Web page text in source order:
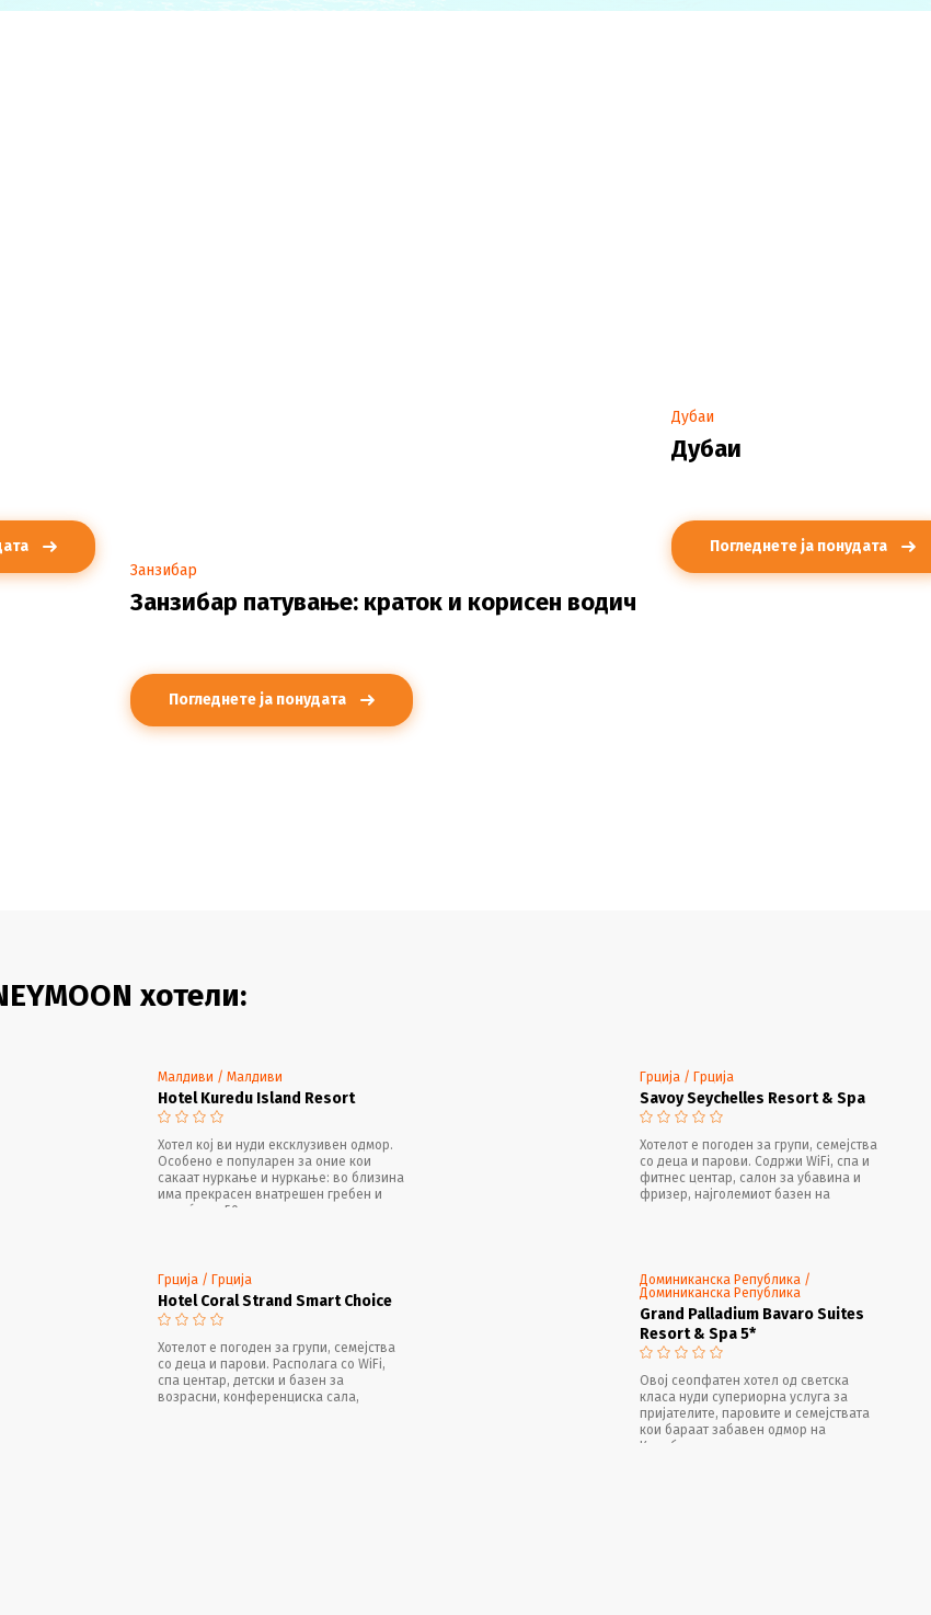
Занзибар
Занзибар патување: краток и корисен водич
Погледнете ја понудата
Дубаи
Дубаи
Погледнете ја понудата
хотели:
Малдиви / Малдиви
Hotel Kuredu Island Resort
Хотел кој ви нуди ексклузивен одмор.
Особено е популарен за оние кои
сакаат нуркање и нуркање: во близина
има прекрасен внатрешен гребен и
повеќе од 50 првокласни, главно
Грција / Грција
Savoy Seychelles Resort & Spa
Хотелот е погоден за групи, семејства
со деца и парови. Содржи WiFi, спа и
фитнес центар, салон за убавина и
фризер, најголемиот базен на
Грција / Грција
Hotel Coral Strand Smart Choice
Хотелот е погоден за групи, семејства
со деца и парови. Располага со WiFi,
спа центар, детски и базен за
возрасни, конференциска сала,
Доминиканска Република /
Доминиканска Република
Grand Palladium Bavaro Suites
Resort & Spa 5*
Овој сеопфатен хотел од светска
класа нуди супериорна услуга за
пријателите, паровите и семејствата
кои бараат забавен одмор на
Карибите.